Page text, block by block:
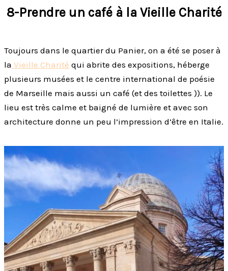
8-Prendre un café à la Vieille Charité
Toujours dans le quartier du Panier, on a été se poser à
la Vieille Charité qui abrite des expositions, héberge
plusieurs musées et le centre international de poésie
de Marseille mais aussi un café (et des toilettes )). Le
lieu est très calme et baigné de lumière et avec son
architecture donne un peu l’impression d’être en Italie.